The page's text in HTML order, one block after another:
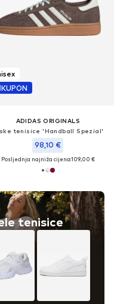
tenisice
KUPON
ADIDAS ORIGINALS
tenisice 'Handball Spezial'
98,10 €
Posljednja najniža cijena:109,00 €